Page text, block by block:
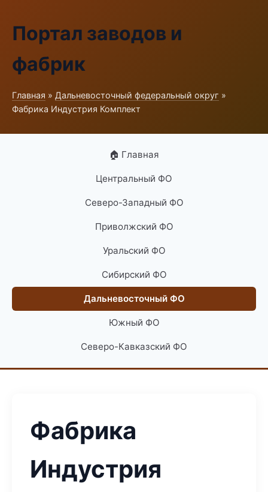
Портал заводов и
фабрик
Главная » Дальневосточный федеральный округ »
Фабрика Индустрия Комплект
🏠 Главная
Центральный ФО
Северо-Западный ФО
Приволжский ФО
Уральский ФО
Сибирский ФО
Дальневосточный ФО
Южный ФО
Северо-Кавказский ФО
Фабрика
Индустрия